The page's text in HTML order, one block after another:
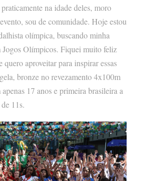
na idade deles, moro
sou de comunidade. Hoje estou
olímpica, buscando minha
Jogos Olímpicos. Fiquei muito feliz
aproveitar para inspirar essas
bronze no revezamento 4x100m
17 anos e primeira brasileira a
11s.